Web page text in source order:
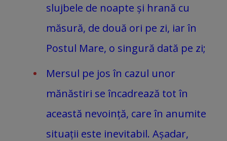
slujbele de noapte și hrană cu
măsură, de două ori pe zi, iar în
Postul Mare, o singură dată pe zi;
Mersul pe jos în cazul unor
mănăstiri se încadrează tot în
această nevoință, care în anumite
situații este inevitabil. Așadar,